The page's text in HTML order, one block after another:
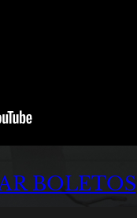
BOLETOS